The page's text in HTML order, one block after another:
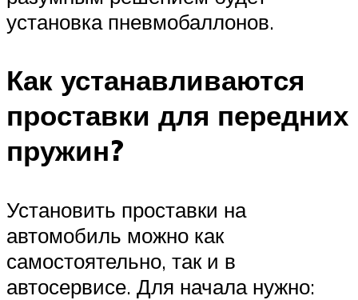
установка пневмобаллонов.
Как устанавливаются
проставки для передних
пружин?
Установить проставки на
автомобиль можно как
самостоятельно, так и в
автосервисе. Для начала нужно: